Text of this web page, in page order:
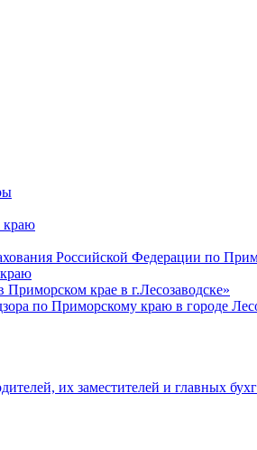
Российской Федерации по
крае в г.Лесозаводске»
по Приморскому краю в городе
их заместителей и главных